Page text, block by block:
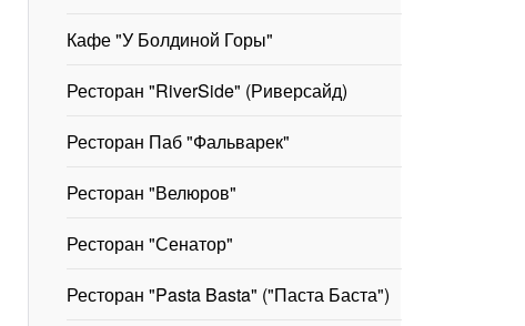
Кафе "У Болдиной Горы"
Ресторан "RiverSide" (Риверсайд)
Ресторан Паб "Фальварек"
Ресторан "Велюров"
Ресторан "Сенатор"
Ресторан "Pasta Basta" ("Паста Баста")